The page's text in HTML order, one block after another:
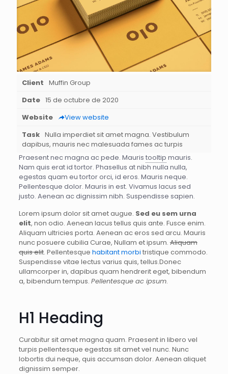
Client Muffin Group
Date 15 de octubre de 2020
Website
View website
Task Nulla imperdiet sit amet magna. Vestibulum
dapibus, mauris nec malesuada fames ac turpis
Praesent nec magna ac pede. Mauris tooltip mauris.
Nam quis erat id tortor. Phasellus at nibh nulla nulla,
egestas quam eu tortor orci, id eros. Mauris neque.
Pellentesque dolor. Mauris in est. Vivamus lacus sed
justo. Aenean ac dignissim nibh. Suspendisse sapien.
Lorem ipsum dolor sit amet augue. Sed eu sem urna
elit, non odio. Aenean lacus tellus quis ante. Fusce enim.
Aliquam ultricies porta. Aenean ac eros sed arcu. Mauris
nunc posuere cubilia Curae, Nullam et ipsum.Aliquam
quis elit. Pellentesque habitant morbi tristique commodo.
Suspendisse vitae lectus varius quis, tellus.Donec
ullamcorper in, dapibus quam hendrerit eget, bibendum
a, bibendum tempus. Pellentesque ac ipsum.
H1 Heading
Curabitur sit amet magna quam. Praesent in libero vel
turpis pellentesque egestas sit amet vel nunc. Nunc
lobortis dui neque, quis accumsan dolor. Aenean aliquet
dignissim semper.